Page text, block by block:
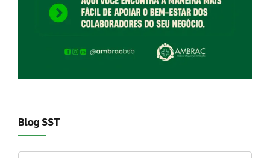
Blog SST